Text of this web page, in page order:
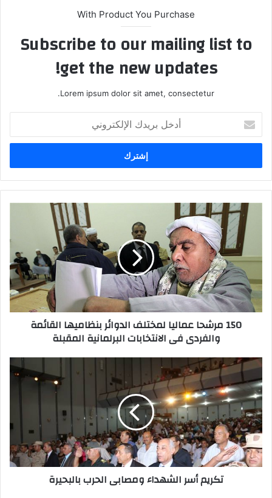
With Product You Purchase
Subscribe to our mailing list to
get the new updates!
Lorem ipsum dolor sit amet, consectetur.
بريدك
الإلكتروني
150 مرشحا عماليا لمختلف الدوائر بنظاميها القائمة
والفردى فى الانتخابات البرلمانية المقبلة
تكريم أسر الشهداء ومصابى الحرب بالبحيرة